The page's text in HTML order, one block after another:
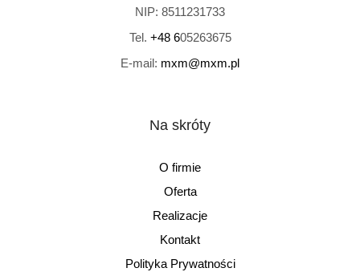
NIP: 8511231733
Tel. +48 605263675
E-mail: mxm@mxm.pl
Na skróty
O firmie
Oferta
Realizacje
Kontakt
Polityka Prywatności